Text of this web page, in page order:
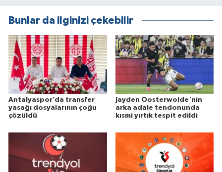
Bunlar da ilginizi çekebilir
Antalyaspor’da transfer
yasağı dosyalarının çoğu
çözüldü
Jayden Oosterwolde'nin
arka adale tendonunda
kısmi yırtık tespit edildi